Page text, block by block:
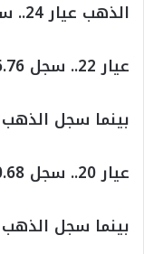
الذهب عيار 24.. سجل 192.83 دينار تونسي
عيار 22.. سجل 176.76 دينار تونسي
بينما سجل الذهب عيار 21.. 168.73
عيار 20.. سجل 160.68 دينار أردني
بينما سجل الذهب عيار 18.. 144.61